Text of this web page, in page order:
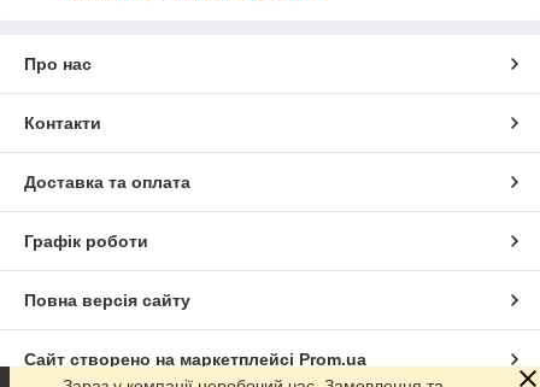
Про нас
Контакти
Доставка та оплата
Графік роботи
Повна версія сайту
Сайт створено на маркетплейсі Prom.ua